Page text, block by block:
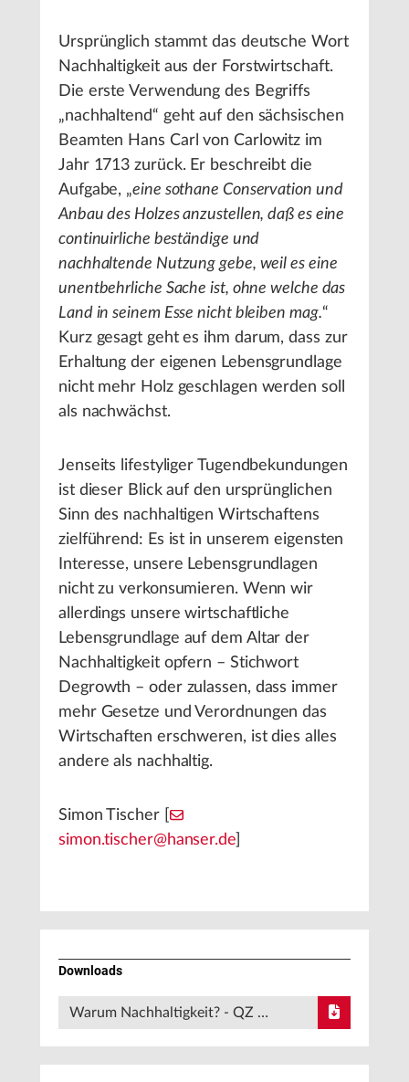
Ursprünglich stammt das deutsche Wort
Nachhaltigkeit aus der Forstwirtschaft.
Die erste Verwendung des Begriffs
„nachhaltend“ geht auf den sächsischen
Beamten Hans Carl von Carlowitz im
Jahr 1713 zurück. Er beschreibt die
Aufgabe, „eine sothane Conservation und
Anbau des Holzes anzustellen, daß es eine
continuirliche beständige und
nachhaltende Nutzung gebe, weil es eine
unentbehrliche Sache ist, ohne welche das
Land in seinem Esse nicht bleiben mag.“
Kurz gesagt geht es ihm darum, dass zur
Erhaltung der eigenen Lebensgrundlage
nicht mehr Holz geschlagen werden soll
als nachwächst.
Jenseits lifestyliger Tugendbekundungen
ist dieser Blick auf den ursprünglichen
Sinn des nachhaltigen Wirtschaftens
zielführend: Es ist in unserem eigensten
Interesse, unsere Lebensgrundlagen
nicht zu verkonsumieren. Wenn wir
allerdings unsere wirtschaftliche
Lebensgrundlage auf dem Altar der
Nachhaltigkeit opfern – Stichwort
Degrowth – oder zulassen, dass immer
mehr Gesetze und Verordnungen das
Wirtschaften erschweren, ist dies alles
andere als nachhaltig.
Simon Tischer [
simon.tischer@hanser.de]
Downloads
Warum Nachhaltigkeit? - QZ …